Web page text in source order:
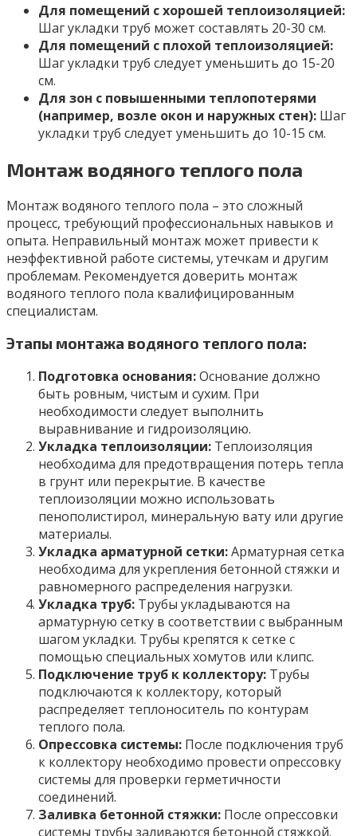
Для помещений с хорошей теплоизоляцией:
Шаг укладки труб может составлять 20-30 см.
Для помещений с плохой теплоизоляцией:
Шаг укладки труб следует уменьшить до 15-20
см.
Для зон с повышенными теплопотерями
(например, возле окон и наружных стен): Шаг
укладки труб следует уменьшить до 10-15 см.
Монтаж водяного теплого пола
Монтаж водяного теплого пола – это сложный
процесс, требующий профессиональных навыков и
опыта. Неправильный монтаж может привести к
неэффективной работе системы, утечкам и другим
проблемам. Рекомендуется доверить монтаж
водяного теплого пола квалифицированным
специалистам.
Этапы монтажа водяного теплого пола:
Подготовка основания:Основание должно
быть ровным, чистым и сухим. При
необходимости следует выполнить
выравнивание и гидроизоляцию.
Укладка теплоизоляции: Теплоизоляция
необходима для предотвращения потерь тепла
в грунт или перекрытие. В качестве
теплоизоляции можно использовать
пенополистирол, минеральную вату или другие
материалы.
Укладка арматурной сетки:Арматурная сетка
необходима для укрепления бетонной стяжки и
равномерного распределения нагрузки.
Укладка труб: Трубы укладываются на
арматурную сетку в соответствии с выбранным
шагом укладки. Трубы крепятся к сетке с
помощью специальных хомутов или клипс.
Подключение труб к коллектору: Трубы
подключаются к коллектору, который
распределяет теплоноситель по контурам
теплого пола.
Опрессовка системы: После подключения труб
к коллектору необходимо провести опрессовку
системы для проверки герметичности
соединений.
Заливка бетонной стяжки: После опрессовки
системы трубы заливаются бетонной стяжкой.